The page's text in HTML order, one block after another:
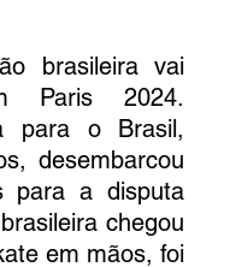
brasileira vai
Paris 2024.
para o Brasil,
desembarcou
para a disputa
chegou
em mãos, foi